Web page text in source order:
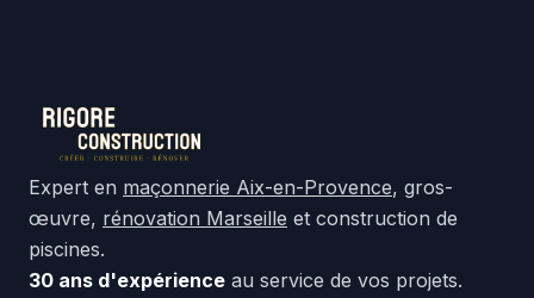
Expert en maçonnerie Aix-en-Provence, gros-
œuvre, rénovation Marseille et construction de
piscines.
30 ans d'expérience au service de vos projets.